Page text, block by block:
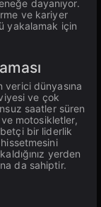
dayanıyor.
ve kariyer
yakalamak için
verici dünyasına
ve çok
saatler süren
motosikletler,
bir liderlik
yerden
da sahiptir.